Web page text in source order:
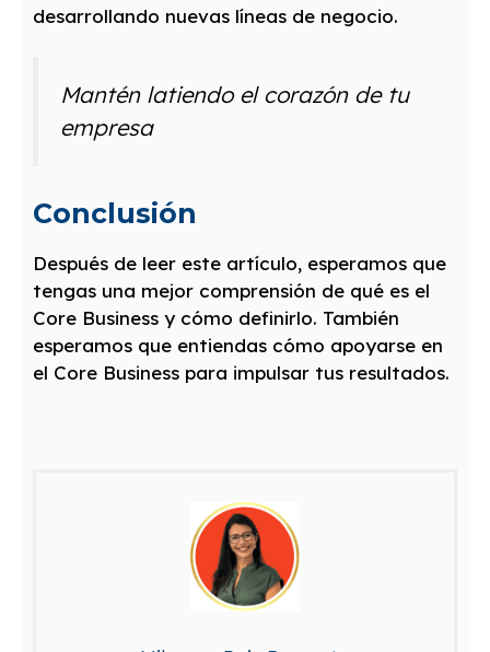
desarrollando nuevas líneas de negocio.
Mantén latiendo el corazón de tu
empresa
Conclusión
Después de leer este artículo, esperamos que
tengas una mejor comprensión de qué es el
Core Business y cómo definirlo. También
esperamos que entiendas cómo apoyarse en
el Core Business para impulsar tus resultados.